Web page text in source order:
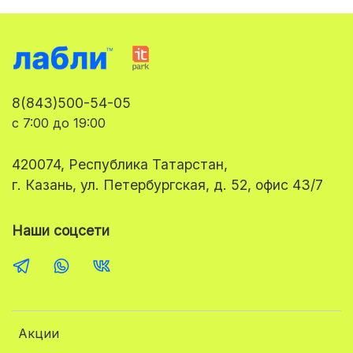
Акции
8(843)500-54-05
с 7:00 до 19:00
420074, Республика Татарстан,
г. Казань, ул. Петербургская, д. 52, офис 43/7
Наши соцсети